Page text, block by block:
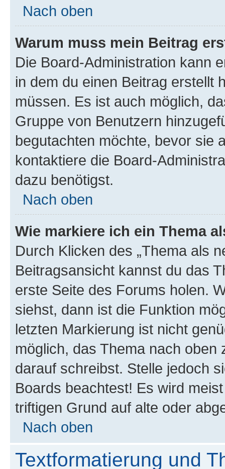
Nach oben
Warum muss mein Beitrag
Die Board-Administration kann
in dem du einen Beitrag erstellt
müssen. Es ist auch möglich,
Gruppe von Benutzern
begutachten möchte, bevor sie
kontaktiere die Board-
dazu benötigst.
Nach oben
Wie markiere ich ein Thema
Durch Klicken des „Thema als
Beitragsansicht kannst du das
erste Seite des Forums holen.
siehst, dann ist die Funktion
letzten Markierung ist nicht
möglich, das Thema nach oben
darauf schreibst. Stelle jedoch
Boards beachtest! Es wird
triftigen Grund auf alte oder
Nach oben
Textformatierung und